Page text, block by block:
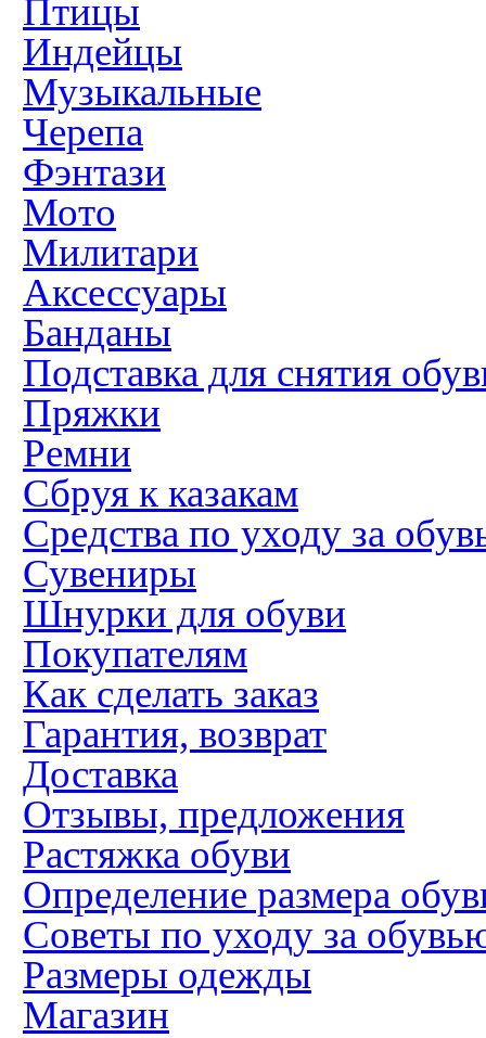
Птицы
Индейцы
Музыкальные
Черепа
Фэнтази
Мото
Милитари
Аксессуары
Банданы
Подставка для снятия
Пряжки
Ремни
Сбруя к казакам
Средства по уходу за
Сувениры
Шнурки для обуви
Покупателям
Как сделать заказ
Гарантия, возврат
Доставка
Отзывы, предложения
Растяжка обуви
Определение размера
Советы по уходу за
Размеры одежды
Магазин